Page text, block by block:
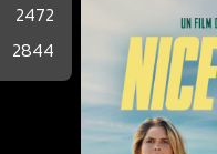
2472
2844